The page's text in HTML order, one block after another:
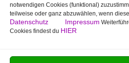
notwendigen Cookies (funktional)
teilweise oder ganz abzuwählen, wenn
Datenschutz Impressum
Cookies findest du HIER
Swiss-skymodel
opens your eyes
St. Gallen Info
tmas.ch